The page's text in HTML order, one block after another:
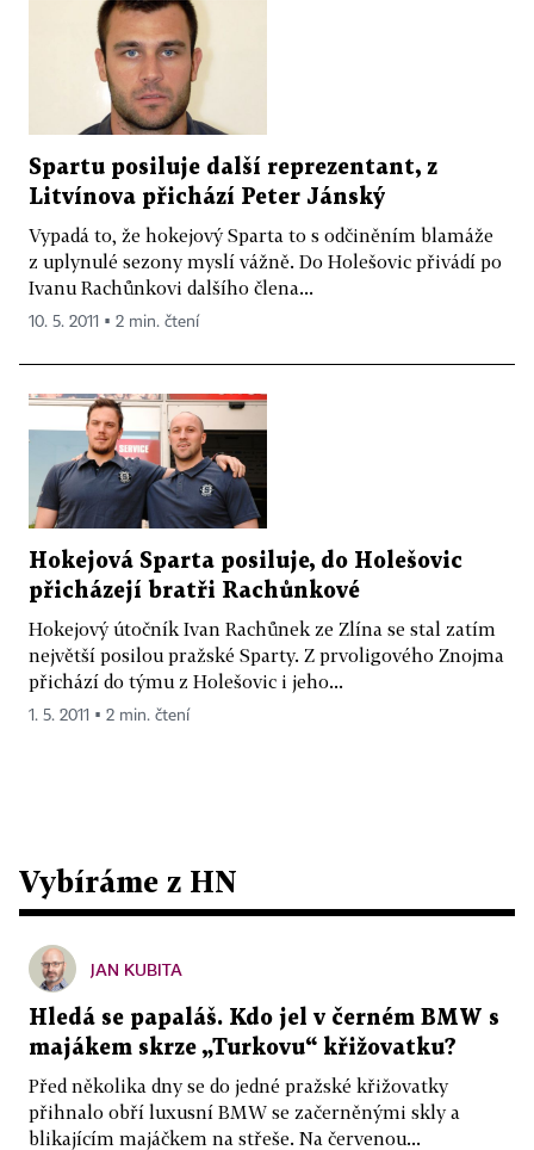
Spartu posiluje další reprezentant, z
Litvínova přichází Peter Jánský
Vypadá to, že hokejový Sparta to s odčiněním blamáže
z uplynulé sezony myslí vážně. Do Holešovic přivádí po
Ivanu Rachůnkovi dalšího člena...
10. 5. 2011 ▪ 2 min. čtení
Hokejová Sparta posiluje, do Holešovic
přicházejí bratři Rachůnkové
Hokejový útočník Ivan Rachůnek ze Zlína se stal zatím
největší posilou pražské Sparty. Z prvoligového Znojma
přichází do týmu z Holešovic i jeho...
1. 5. 2011 ▪ 2 min. čtení
Vybíráme z HN
JAN KUBITA
Hledá se papaláš. Kdo jel v černém BMW s
majákem skrze „Turkovu“ křižovatku?
Před několika dny se do jedné pražské křižovatky
přihnalo obří luxusní BMW se začerněnými skly a
blikajícím majáčkem na střeše. Na červenou...